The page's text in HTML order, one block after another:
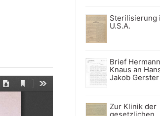
Sterilisierung
U.S.A.
Brief Hermann
Knaus an
Jakob Gerster
Zur Klinik der